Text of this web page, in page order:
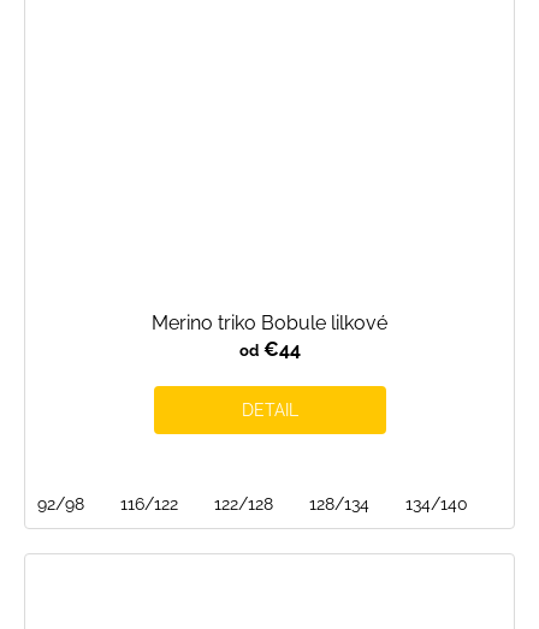
Merino triko Bobule lilkové
od€44
DETAIL
92/98 116/122 122/128 128/134 134/140